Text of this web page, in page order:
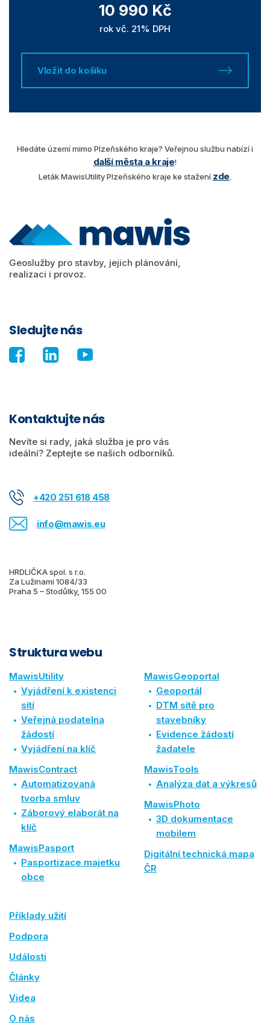
10 990 Kč
rok vč. 21% DPH
Vložit do košíku
Hledáte území mimo Plzeňského kraje? Veřejnou službu nabízí i
další města a kraje!
Leták MawisUtility Plzeňského kraje ke stažení zde.
Geoslužby pro stavby, jejich plánování,
realizaci i provoz.
Sledujte nás
Kontaktujte nás
Nevíte si rady, jaká služba je pro vás
ideální? Zeptejte se našich odborníků.
+420 251 618 458
info@mawis.eu
HRDLIČKA spol. s r.o.
Za Lužinami 1084/33
Praha 5 – Stodůlky, 155 00
Struktura webu
MawisUtility
Vyjádření k existenci
sítí
Veřejná podatelna
žádostí
Vyjádření na klíč
MawisContract
Automatizovaná
tvorba smluv
Záborový elaborát na
klíč
MawisPasport
Pasportizace majetku
obce
MawisGeoportal
Geoportál
DTM sítě pro
stavebníky
Evidence žádostí
žadatele
MawisTools
Analýza dat a výkresů
MawisPhoto
3D dokumentace
mobilem
Digitální technická mapa
ČR
Příklady užití
Podpora
Události
Články
Videa
O nás